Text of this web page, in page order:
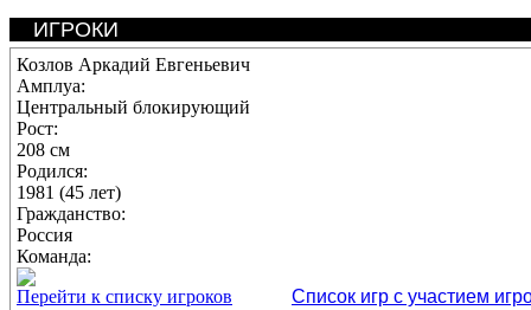
ИГРОКИ
Козлов Аркадий Евгеньевич
Амплуа:
Центральный блокирующий
Рост:
208 см
Родился:
1981 (45 лет)
Гражданство:
Россия
Команда:
Перейти к списку игроков
Список игр с участием